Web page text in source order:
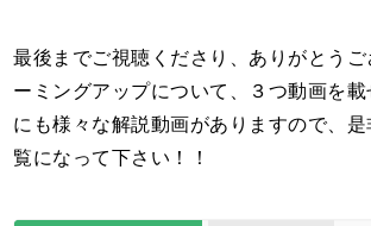
最後までご視聴くださり、ありがとうご
ーミングアップについて、３つ動画を
にも様々な解説動画がありますので、
覧になって下さい！！